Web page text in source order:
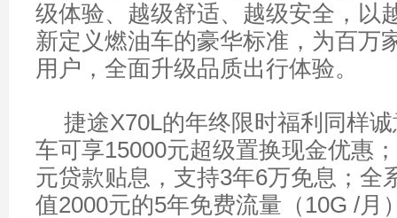
级体验、越级舒适、越级安全，以
新定义燃油车的豪华标准，为百万
用户，全面升级品质出行体验。
捷途X70L的年终限时福利同样
车可享15000元超级置换现金优惠
元贷款贴息，支持3年6万免息；全
值2000元的5年免费流量（10G /月